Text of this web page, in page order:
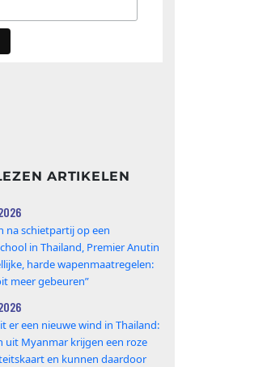
ARTIKELEN
na schietpartij op een
in Thailand, Premier Anutin
harde wapenmaatregelen:
meer gebeuren”
er een nieuwe wind in Thailand:
uit Myanmar krijgen een roze
en kunnen daardoor